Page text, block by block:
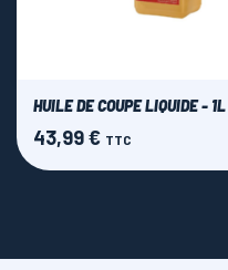
HUILE DE COUPE LIQUIDE - 1L
Prix
43,99 € TTC